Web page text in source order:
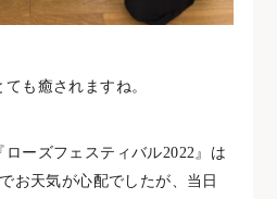
も癒されますね。
ーズフェスティバル2022』は
お天気が心配でしたが、当日